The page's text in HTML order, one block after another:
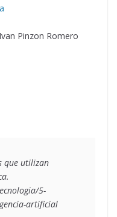
Pinzon Romero
que utilizan
5-
artificial